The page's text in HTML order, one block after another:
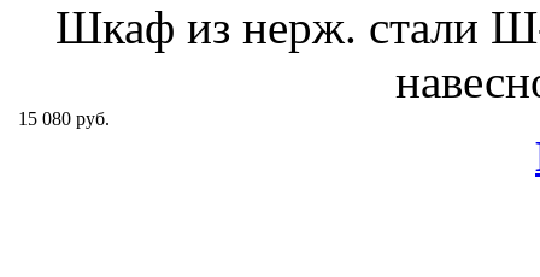
Шкаф из нерж.
15 080 руб.